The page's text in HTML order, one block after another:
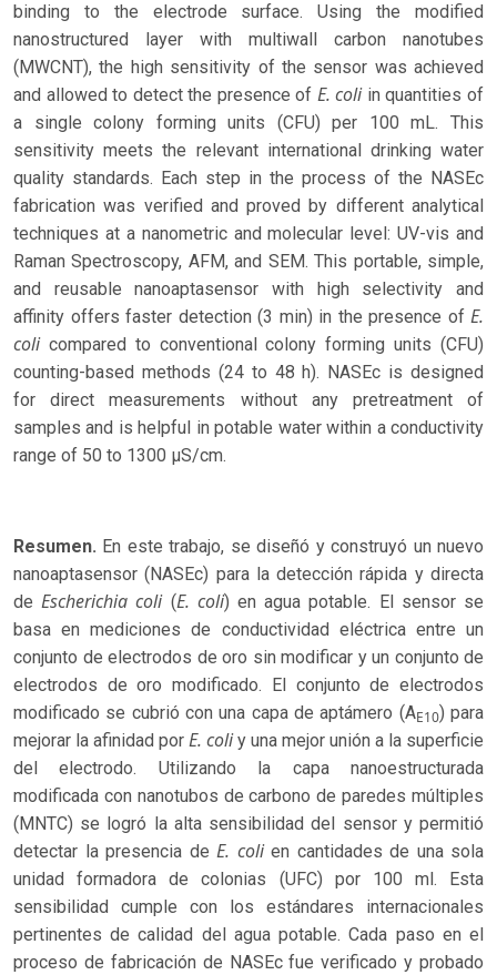
binding to the electrode surface. Using the modified
nanostructured layer with multiwall carbon nanotubes
(MWCNT), the high sensitivity of the sensor was achieved
and allowed to detect the presence of E. coliin quantities of
a single colony forming units (CFU) per 100 mL. This
sensitivity meets the relevant international drinking water
quality standards. Each step in the process of the NASEc
fabrication was verified and proved by different analytical
techniques at a nanometric and molecular level: UV-vis and
Raman Spectroscopy, AFM, and SEM. This portable, simple,
and reusable nanoaptasensor with high selectivity and
affinity offers faster detection (3 min) in the presence of E.
colicompared to conventional colony forming units (CFU)
counting-based methods (24 to 48 h). NASEc is designed
for direct measurements without any pretreatment of
samples and is helpful in potable water within a conductivity
range of 50 to 1300 µS/cm.
Resumen. En este trabajo, se diseñó y construyó un nuevo
nanoaptasensor (NASEc) para la detección rápida y directa
deEscherichia coli(E. coli) en agua potable. El sensor se
basa en mediciones de conductividad eléctrica entre un
conjunto de electrodos de oro sin modificar y un conjunto de
electrodos de oro modificado. El conjunto de electrodos
modificado se cubrió con una capa de aptámero (AE10) para
mejorar la afinidad por E. coliy una mejor unión a la superficie
del electrodo. Utilizando la capa nanoestructurada
modificada con nanotubos de carbono de paredes múltiples
(MNTC) se logró la alta sensibilidad del sensor y permitió
detectar la presencia de E. colien cantidades de una sola
unidad formadora de colonias (UFC) por 100 ml. Esta
sensibilidad cumple con los estándares internacionales
pertinentes de calidad del agua potable. Cada paso en el
proceso de fabricación de NASEc fue verificado y probado